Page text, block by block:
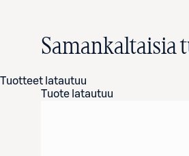
Samankaltaisia
Tuotteet latautuu
Tuote latautuu